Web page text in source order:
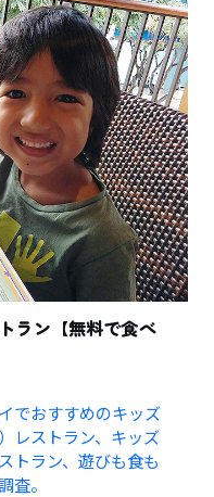
ラン【無料で食べ
でおすすめのキッズ
レストラン、キッズ
トラン、遊びも食も
査。